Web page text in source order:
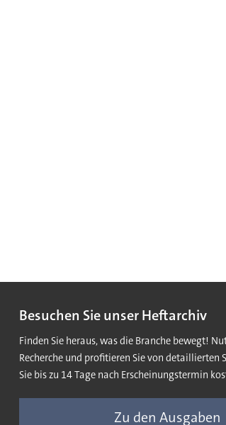
Besuchen Sie unser Heftarchiv
Finden Sie heraus, was die Branche bewegt!
Recherche und profitieren Sie von detaillierten
Sie bis zu 14 Tage nach Erscheinungstermin
Zu den Ausgaben